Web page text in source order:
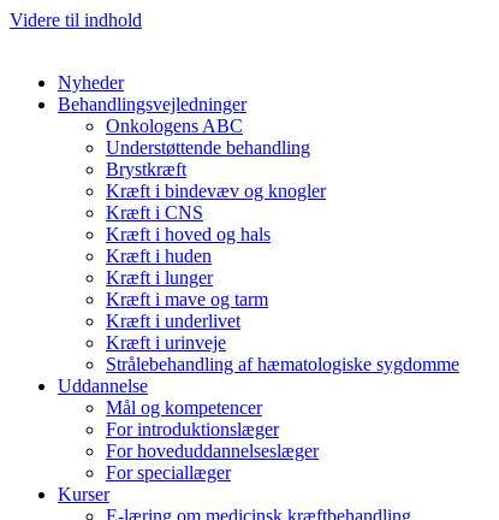
Videre til indhold
Nyheder
Behandlingsvejledninger
Onkologens ABC
Understøttende behandling
Brystkræft
Kræft i bindevæv og knogler
Kræft i CNS
Kræft i hoved og hals
Kræft i huden
Kræft i lunger
Kræft i mave og tarm
Kræft i underlivet
Kræft i urinveje
Strålebehandling af hæmatologiske sygdomme
Uddannelse
Mål og kompetencer
For introduktionslæger
For hoveduddannelseslæger
For speciallæger
Kurser
E-læring om medicinsk kræftbehandling